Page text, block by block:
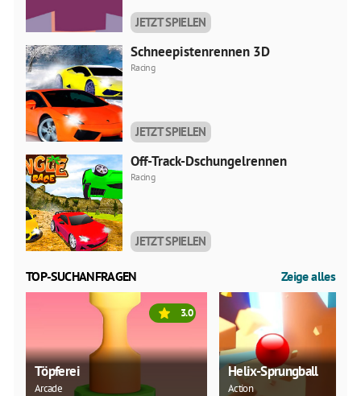
JETZT SPIELEN
Schneepistenrennen 3D
Racing
JETZT SPIELEN
Off-Track-Dschungelrennen
Racing
JETZT SPIELEN
TOP-SUCHANFRAGEN Zeige alles
Töpferei
Arcade
3.0
Helix-Sprungball
Action